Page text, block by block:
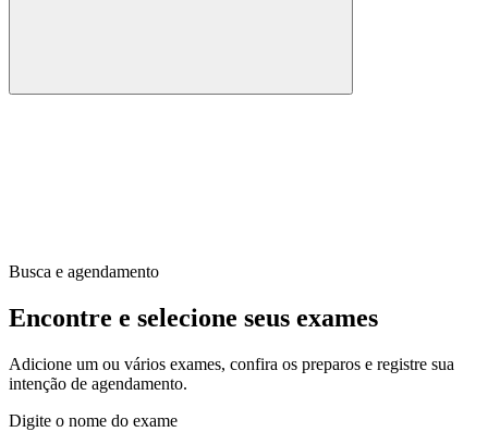
Busca e agendamento
Encontre e selecione seus exames
Adicione um ou vários exames, confira os preparos e registre sua
intenção de agendamento.
Digite o nome do exame